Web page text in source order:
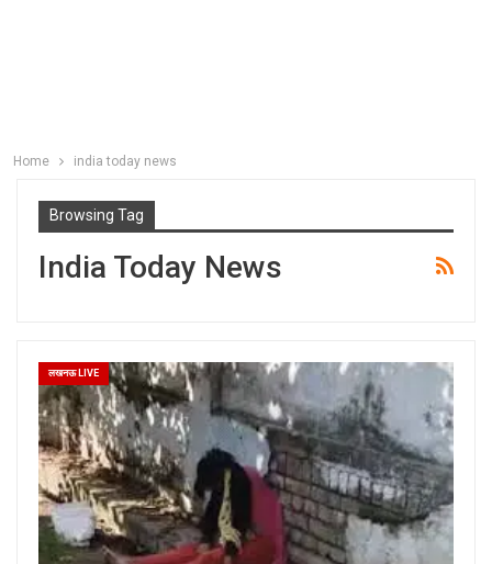
Home india today news
Browsing Tag
India Today News
लखनऊ LIVE